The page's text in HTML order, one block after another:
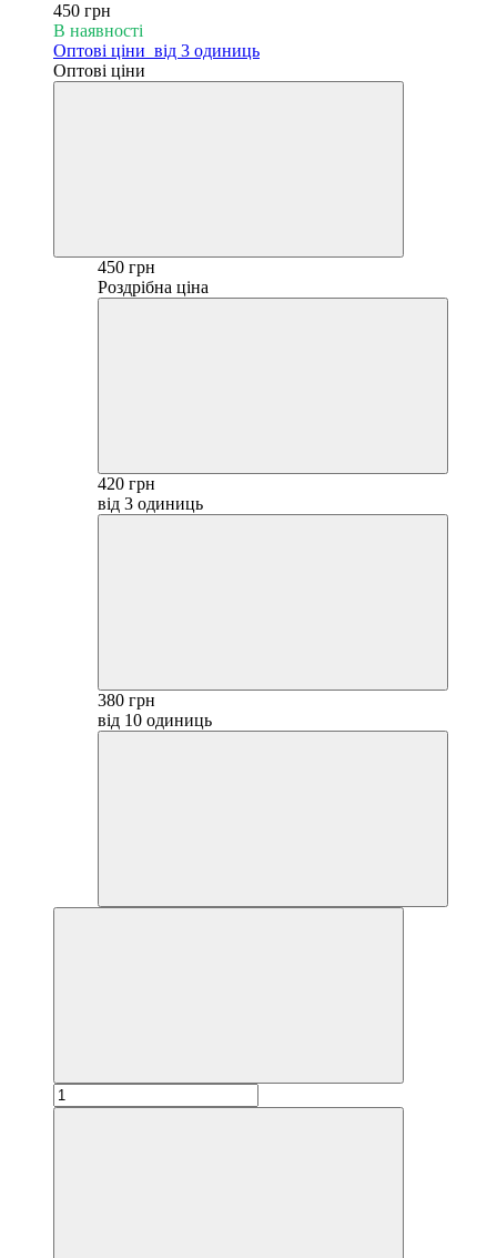
450 грн
В наявності
Оптові ціни від 3 одиниць
Оптові ціни
450 грн
Роздрібна ціна
420 грн
від 3 одиниць
380 грн
від 10 одиниць